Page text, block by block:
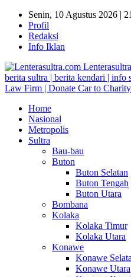
Senin, 10 Agustus 2026 |
Profil
Redaksi
Info Iklan
berita sultra | berita kendari | info
Law Firm | Donate Car to
Home
Nasional
Metropolis
Sultra
Bau-bau
Buton
Buton Selatan
Buton Tengah
Buton Utara
Bombana
Kolaka
Kolaka Timur
Kolaka Utara
Konawe
Konawe
Konawe Utara